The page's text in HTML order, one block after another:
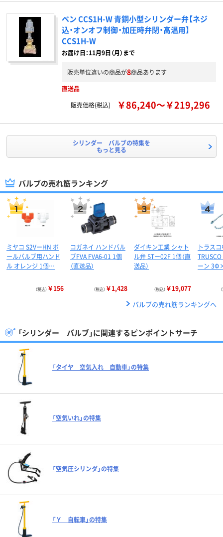
ベン CCS1H-W 青銅小型シリンダー弁【ネジ
込・オンオフ制御・加圧時弁閉・高温用】
CCS1H-W
お届け日：11月9日（月）まで
販売単位違いの商品が8商品あります
直送品
販売価格(税込)
￥86,240～￥219,296
シリンダー バルブの特集を
もっと見る
バルブの売れ筋ランキング
ミヤコ S2VーHN ボ
ールバルブ用ハンド
ル オレンジ 1個…
（税込） ￥156
コガネイ ハンドバル
ブFVA FVA6-01 1個
（直送品）
（税込） ￥1,428
ダイキン工業 シャト
ル弁 STー02F 1個（直
送品）
（税込） ￥19,077
トラス
ーン
バルブの売れ筋ランキングへ
「シリンダー バルブ」に関連するピンポイントサーチ
「タイヤ 空気入れ 自動車」の特集
「空気いれ」の特集
「空気圧シリンダ」の特集
「Ｙ 自転車」の特集